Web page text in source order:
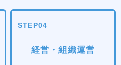
STEP04
経営・組織運営